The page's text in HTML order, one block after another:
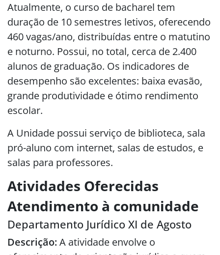
Atualmente, o curso de bacharel tem
duração de 10 semestres letivos, oferecendo
460 vagas/ano, distribuídas entre o matutino
e noturno. Possui, no total, cerca de 2.400
alunos de graduação. Os indicadores de
desempenho são excelentes: baixa evasão,
grande produtividade e ótimo rendimento
escolar.
A Unidade possui serviço de biblioteca, sala
pró-aluno com internet, salas de estudos, e
salas para professores.
Atividades Oferecidas
Atendimento à comunidade
Departamento Jurídico XI de Agosto
Descrição:A atividade envolve o